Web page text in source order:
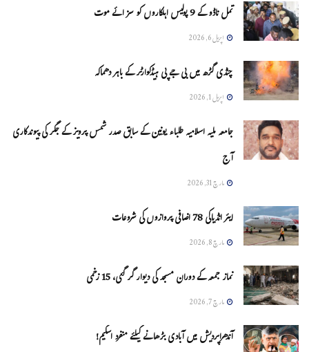
تمل ناڈو کے 9 پولیس اہلکاروں کو سزائے موت
اپریل 6, 2026
چنڈی گڑھ میں بی جے پی ہیڈکوارٹر کے باہر دھماکہ
اپریل 1, 2026
جامعہ ملیہ اسلامیہ طلباء یونین کے سابق صدر شمس پرویز کے جگر کی پیوندکاری
آج
مارچ 31, 2026
ایئر انڈیاکی 78 اضافی پروازوں کی شروعات
مارچ 8, 2026
نماز جمعہ کے دوران مسجد کی دیوار گر گئی، 15 زخمی
مارچ 7, 2026
آندھراپردیش میں آبادی بڑھانے کیلئے منفرد اسکیم!